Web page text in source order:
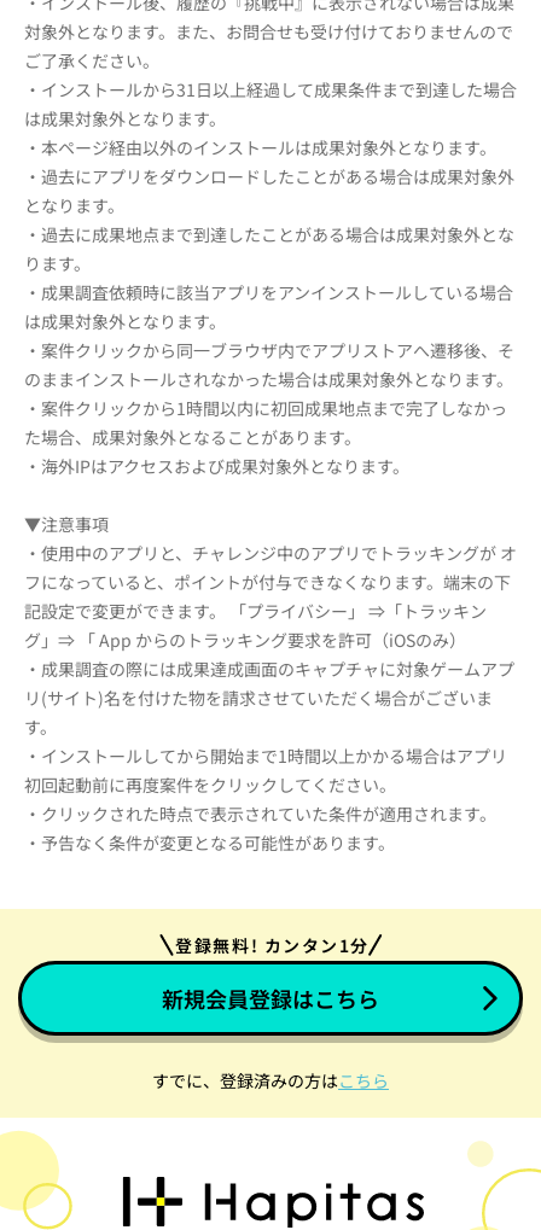
対象外となります。また、お問合せも受け付けておりませんので
ご了承ください。
・インストールから31日以上経過して成果条件まで到達した場合
は成果対象外となります。
・本ページ経由以外のインストールは成果対象外となります。
・過去にアプリをダウンロードしたことがある場合は成果対象外
となります。
・過去に成果地点まで到達したことがある場合は成果対象外とな
ります。
・成果調査依頼時に該当アプリをアンインストールしている場合
は成果対象外となります。
・案件クリックから同一ブラウザ内でアプリストアへ遷移後、そ
のままインストールされなかった場合は成果対象外となります。
・案件クリックから1時間以内に初回成果地点まで完了しなかっ
た場合、成果対象外となることがあります。
・海外IPはアクセスおよび成果対象外となります。
▼注意事項
・使用中のアプリと、チャレンジ中のアプリでトラッキングが オ
フになっていると、ポイントが付与できなくなります。端末の下
記設定で変更ができます。 「プライバシー」 ⇒「トラッキン
グ」⇒ 「 App からのトラッキング要求を許可（iOSのみ）
・成果調査の際には成果達成画面のキャプチャに対象ゲームアプ
リ(サイト)名を付けた物を請求させていただく場合がございま
す。
・インストールしてから開始まで1時間以上かかる場合はアプリ
初回起動前に再度案件をクリックしてください。
・クリックされた時点で表示されていた条件が適用されます。
・予告なく条件が変更となる可能性があります。
登録無料! カンタン1分
新規会員登録はこちら
すでに、登録済みの方はこちら